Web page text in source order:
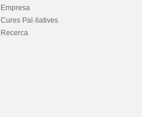
Empresa
Cures Pal·liatives
Recerca